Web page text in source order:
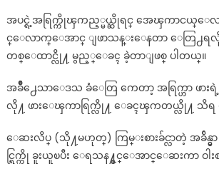
အပင္ရဲ့အရြက္ကိုၾကည့္မယ္ဆိုရင္ အေၾကာငယ္ေလ
င္ေလာက္ေအာင္ ျဖာသန္းေနတာ ေတြ႕ရ
တစ္ေထာင္လို႔ မွည့္ေခၚ ခဲ့တာျဖစ္ ပါတယ္။
အခ်ိဳ႕ေသာေဒသ ခံေတြ ကေတာ့ အရြက္ဟာ ဖာ
လို႔ ဖားေၾကာရြက္လို႔ ေခၚၾကတယ္လို႔ သိရ
ေဆးလိပ္ (သို႔မဟုတ္) ကြမ္းစားခ်င္လာတဲ့ အခ်ိ
င္ရြက္ကို ခူးယူၿပီး ေရသန႔္စင္ေအာင္ေဆးကာ ဝါးစ